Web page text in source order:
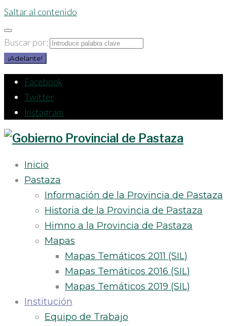
Saltar al contenido
Buscar por:
¡Adelante!
Facebook
Twitter
Instagram
Inicio
Pastaza
Información de la Provincia de Pastaza
Historia de la Provincia de Pastaza
Himno a la Provincia de Pastaza
Mapas
Mapas Temáticos 2011 (SIL)
Mapas Temáticos 2016 (SIL)
Mapas Temáticos 2019 (SIL)
Institución
Equipo de Trabajo